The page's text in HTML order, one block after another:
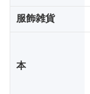
服飾雑貨
本